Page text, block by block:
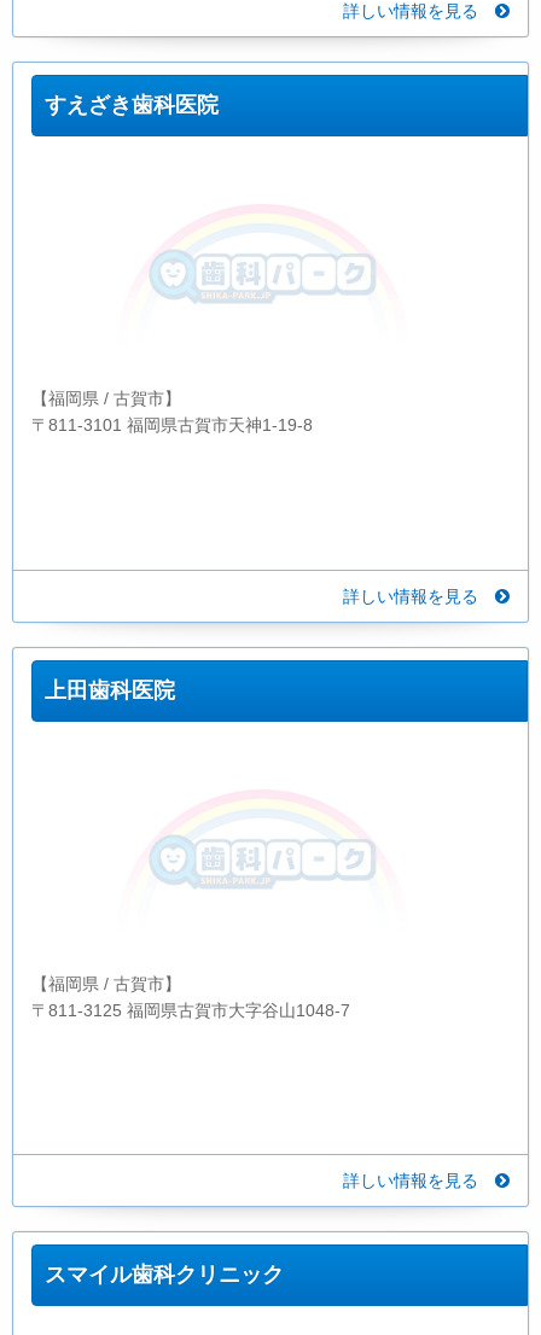
詳しい情報を見る
すえざき歯科医院
【福岡県 / 古賀市】
〒811-3101 福岡県古賀市天神1-19-8
詳しい情報を見る
上田歯科医院
【福岡県 / 古賀市】
〒811-3125 福岡県古賀市大字谷山1048-7
詳しい情報を見る
スマイル歯科クリニック